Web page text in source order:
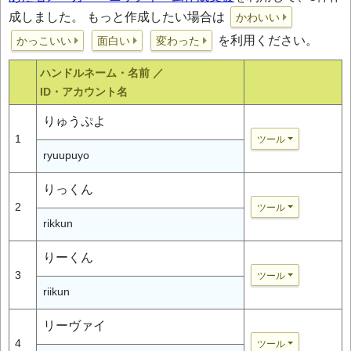
成しました。 もっと作成したい場合は
かわいい
かっこいい
面白い 変わった を利用ください。
ハンドルネーム・名前 ／
ID・アカウント名
1
りゅうぷよ
ツール
ryuupuyo
2
りっくん
ツール
rikkun
3
りーくん
ツール
riikun
4
リーヴァイ
ツール